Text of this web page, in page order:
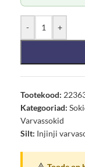
- +
Tootekood:
Kategooriad:
Varvassokid
Silt: Injinji